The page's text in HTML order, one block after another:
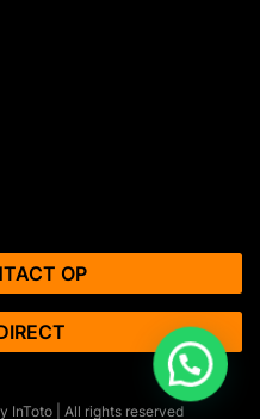
OP
InToto | All rights reserved